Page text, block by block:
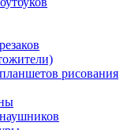
рисования